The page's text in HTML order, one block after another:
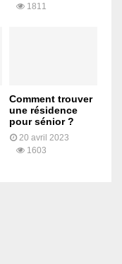
1811
Comment trouver
une résidence
pour sénior ?
20 avril 2023
1603